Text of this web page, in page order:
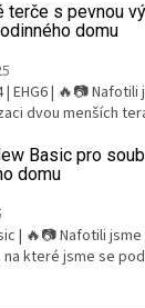
terče s pevnou
domu
| EHG6 | 🔥📷
dvou menších
Basic pro
domu
| 🔥📷 Nafotili jsme
které jsme se